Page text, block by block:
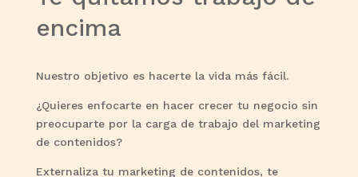
encima
Nuestro objetivo es hacerte la vida más fácil.
¿Quieres enfocarte en hacer crecer tu negocio sin
preocuparte por la carga de trabajo del marketing
de contenidos?
Externaliza tu marketing de contenidos, te